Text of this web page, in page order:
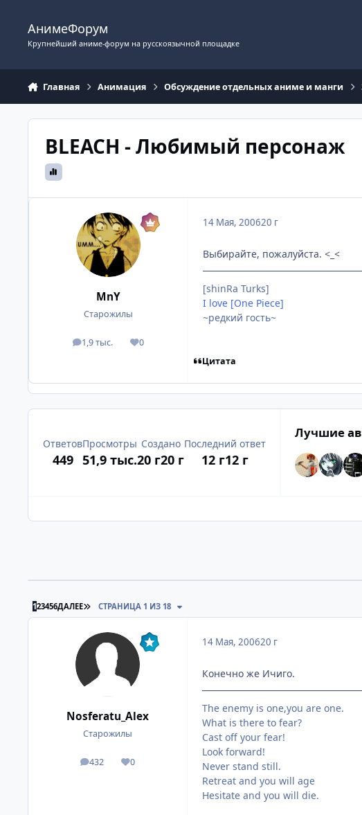
АнимеФорум
Крупнейший аниме-форум на русскоязычной площадке
Главная Анимация Обсуждение отдельных аниме и манги
BLEACH - Любимый персонаж
MnY
Старожилы
1,9 тыс.
посты 0
Репутация
14 Мая, 200620 г
Выбирайте, пожалуйста. <_<
[shinRa Turks]
I love [One Piece]
~редкий гость~
Цитата
Ответов
449
Просмотры
51,9 тыс.
Создано
20 г20 г
Последний ответ
12 г12 г
Лучшие
123456ДАЛЕЕ ПОСЛЕДНЯЯ СТРАНИЦА
СТРАНИЦА 1 ИЗ 18
Nosferatu_Alex
Старожилы
432
посты 0
Репутация
14 Мая, 200620 г
Конечно же Ичиго.
The enemy is one,you are one.
What is there to fear?
Cast off your fear!
Look forward!
Never stand still.
Retreat and you will age
Hesitate and you will die.